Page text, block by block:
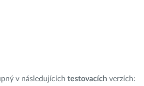
v následujících testovacích verzích: